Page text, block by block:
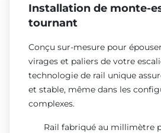
Installation de monte-
tournant
Conçu sur-mesure pour
virages et paliers de votre
technologie de rail unique
et stable, même dans les
complexes.
Rail fabriqué au millimètre